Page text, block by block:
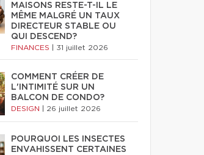
MAISONS RESTE-T-IL LE
MÊME MALGRÉ UN TAUX
DIRECTEUR STABLE OU
QUI DESCEND?
FINANCES 31 juillet 2026
COMMENT CRÉER DE
L'INTIMITÉ SUR UN
BALCON DE CONDO?
DESIGN 26 juillet 2026
POURQUOI LES INSECTES
ENVAHISSENT CERTAINES